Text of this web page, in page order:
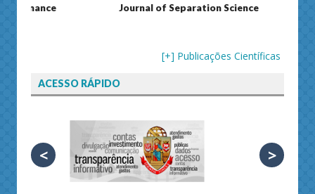
Journal of Separation Science
[+] Publicações Científicas
ACESSO RÁPIDO
< >